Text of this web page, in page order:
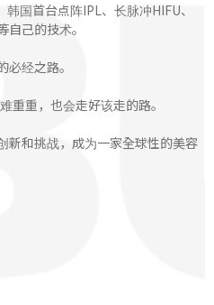
国首台点阵IPL、长脉冲HIFU、
己的技术。
经之路。
重重，也会走好该走的路。
新和挑战，成为一家全球性的美容